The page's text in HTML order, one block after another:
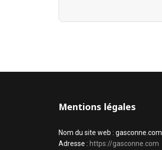
Mentions légales
Nom du site web : gasconne.com
Adresse : https://gasconne.com